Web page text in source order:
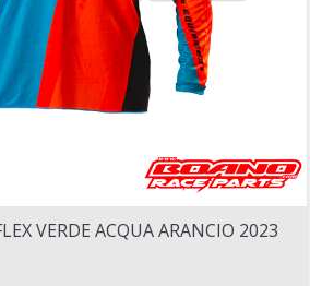
VERDE ACQUA ARANCIO 2023